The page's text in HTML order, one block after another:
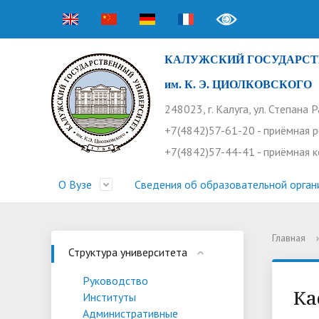
КАЛУЖСКИЙ
им. К. Э. ЦИОЛКОВСКОГО
248023, г. Калуга, ул. Степана
+7(4842)57-61-20 - приёмная
+7(4842)57-44-41 - приёмная
О Вузе
Устав
Профсоюз работников
Бассейн
Сведения об образовательной
Прием 2026. Ординатура
Оплата
Профком студентов
Конференции
Научные труды КГУ
Часто
Структура университета
Руководство
Институты
Административные
Главная ›